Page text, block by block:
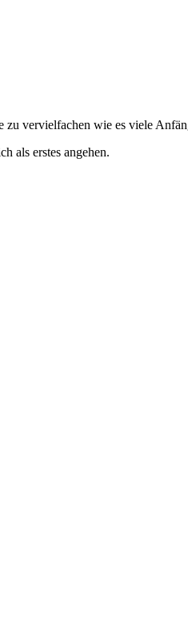
zu vervielfachen wie es viele
als erstes angehen.